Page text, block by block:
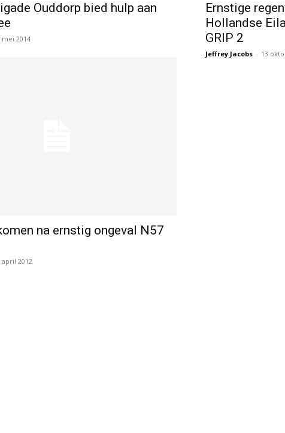
Ouddorp bied hulp aan
mei 2014
Ernstige
Hollandse
GRIP 2
Jeffrey Jacobs - 13
na ernstig ongeval N57
april 2012